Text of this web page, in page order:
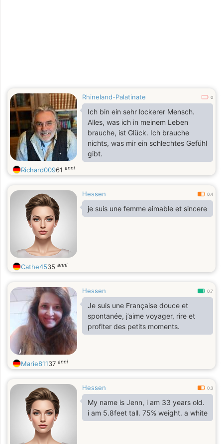
Rhineland-Palatinate 0
Ich bin ein sehr lockerer Mensch.
Alles, was ich in meinem Leben
brauche, ist Glück. Ich brauche
nichts, was mir ein schlechtes Gefühl
gibt.
Richard00961 anni
Hessen 0.4
je suis une femme aimable et sincere
Cathe4535 anni
Hessen 0.7
Je suis une Française douce et
spontanée, j’aime voyager, rire et
profiter des petits moments.
Marie81137 anni
Hessen 0.3
My name is Jenn, i am 33 years old.
i am 5.8feet tall. 75% weight. a white